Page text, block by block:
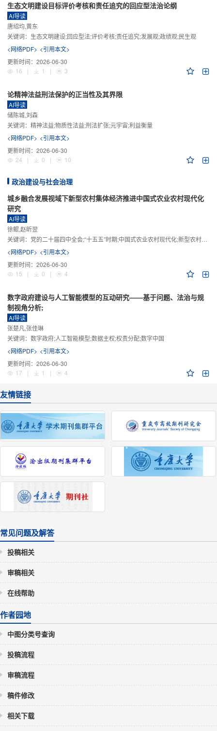
生态文明建设目标评价考核和责任追究的回应型法治论纲
AI导读
唐绍均,黄东
关键词： 生态文明建设;回应型法;评价考核;责任追究;发展观;政绩观;民生观
<网络PDF> <引用本文>
更新时间： 2026-06-30
16
| 1 | 3
论精神法益刑法保护的正当性及其界限
AI导读
储陈城,刘森
关键词： 精神法益;物质性法益;刑法扩张;元宇宙;利益衡量
<网络PDF> <引用本文>
更新时间： 2026-06-30
24
| 0 | 10
政治建设与社会治理
城乡融合发展视域下新型农村集体经济推进中国式农业农村现代化
研究
AI导读
徐鲲,赵昕翌
关键词： 党的二十届四中全会;“十五五”时期;中国式农业农村现代化;新型农村集体经济;城乡融合发展;新质生产力
<网络PDF> <引用本文>
更新时间： 2026-06-30
15
| 0 | 4
数字政府建设与人工智能模型的互动研究——基于问题、法治与规
制视角分析;
AI导读
张楚凡,张佳琳
关键词： 数字政府;人工智能模型;数据主权;权责分配;数字中国
<网络PDF> <引用本文>
更新时间： 2026-06-30
17
| 1 | 4
友情链接
常见问题及解答
投稿相关
审稿相关
在线帮助
作者园地
中图分类号查询
投稿流程
审稿流程
稿件修改
相关下载